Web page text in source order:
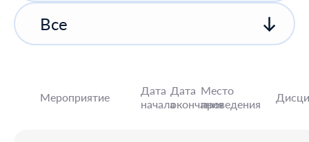
Все
Мероприятие
Дата
начала
Дата
окончания
Место
проведения